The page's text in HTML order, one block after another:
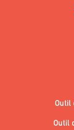
Outil
Outil